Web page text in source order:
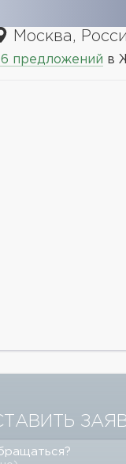
Москва,
16 предложений в